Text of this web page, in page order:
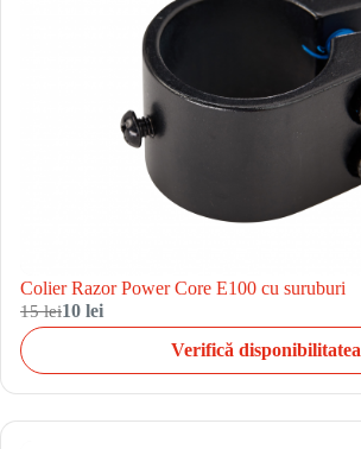
Colier Razor Power Core E100 cu suruburi
15 lei10 lei
Verifică disponibilitatea